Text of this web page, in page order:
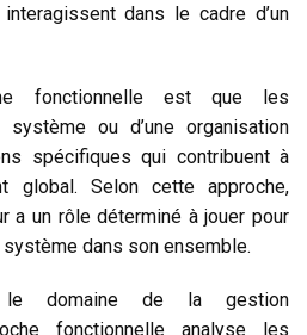
dans le cadre d’un
fonctionnelle est que les
ou d’une organisation
spécifiques qui contribuent à
global. Selon cette approche,
a un rôle déterminé à jouer pour
dans son ensemble.
le domaine de la gestion
fonctionnelle analyse les